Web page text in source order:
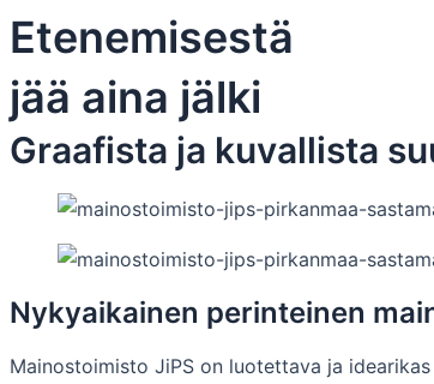
Etenemisestä
jää aina jälki
Graafista ja kuvallista
Nykyaikainen perinteinen
Mainostoimisto JiPS on luotettava ja